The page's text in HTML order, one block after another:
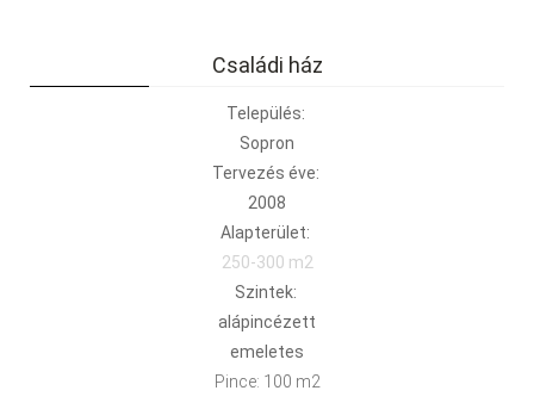
Családi ház
Település:
Sopron
Tervezés éve:
2008
Alapterület:
250-300 m2
Szintek:
alápincézett
emeletes
Pince: 100 m2